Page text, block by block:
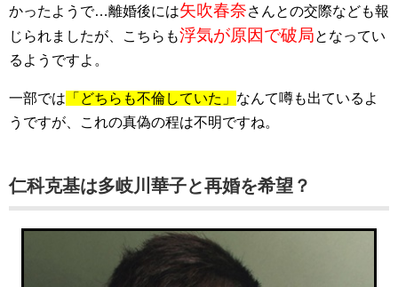
かったようで…離婚後には矢吹春奈さんとの交際なども報
じられましたが、こちらも浮気が原因で破局となってい
るようですよ。
一部では 「どちらも不倫していた」 なんて噂も出ているよ
うですが、これの真偽の程は不明ですね。
仁科克基は多岐川華子と再婚を希望？